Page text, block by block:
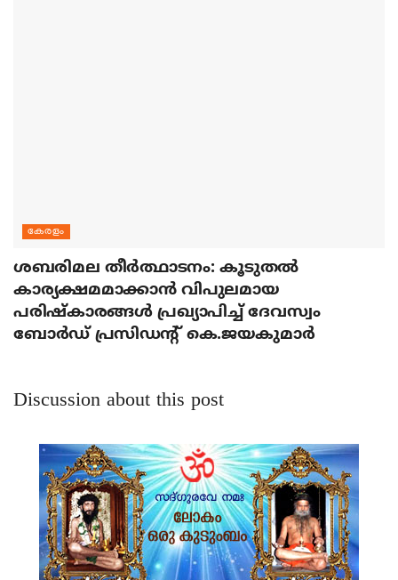
കേരളം
ശബരിമല തീര്‍ത്ഥാടനം: കൂടുതല്‍
കാര്യക്ഷമമാക്കാന്‍ വിപുലമായ
പരിഷ്‌കാരങ്ങള്‍ പ്രഖ്യാപിച്ച് ദേവസ്വം
ബോര്‍ഡ് പ്രസിഡന്റ് കെ.ജയകുമാര്‍
Discussion about this post